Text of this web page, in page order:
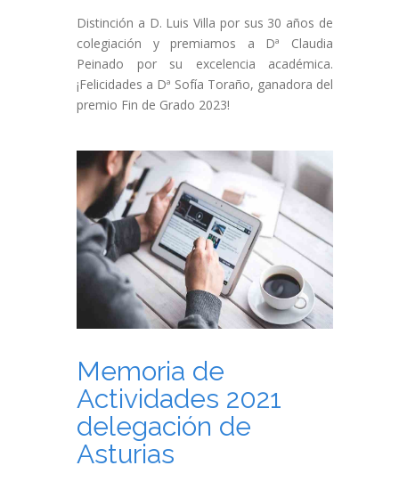
Distinción a D. Luis Villa por sus 30 años de
colegiación y premiamos a Dª Claudia
Peinado por su excelencia académica.
¡Felicidades a Dª Sofía Toraño, ganadora del
premio Fin de Grado 2023!
Memoria de
Actividades 2021
delegación de
Asturias